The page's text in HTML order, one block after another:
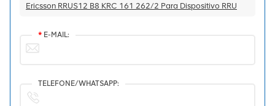
Ericsson RRUS12 B8 KRC 161 262/2 Para Dispositivo RRU
* E-MAIL:
TELEFONE/WHATSAPP: